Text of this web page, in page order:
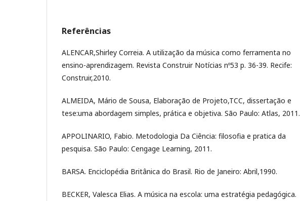
Referências
ALENCAR,Shirley Correia. A utilização da música como ferramenta no
ensino-aprendizagem. Revista Construir Notícias nº53 p. 36-39. Recife:
Construir,2010.
ALMEIDA, Mário de Sousa, Elaboração de Projeto,TCC, dissertação e
tese:uma abordagem simples, prática e objetiva. São Paulo: Atlas, 2011.
APPOLINARIO, Fabio. Metodologia Da Ciência: filosofia e pratica da
pesquisa. São Paulo: Cengage Learning, 2011.
BARSA. Enciclopédia Britânica do Brasil. Rio de Janeiro: Abril,1990.
BECKER, Valesca Elias. A música na escola: uma estratégia pedagógica.